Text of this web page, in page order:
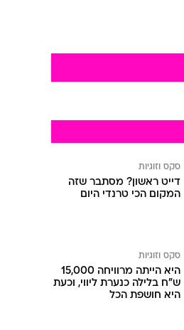
סקס וזוגיות
דייט ראשון? מסתבר שזה
המקום הכי טרנדי היום
סקס וזוגיות
היא הייתה מרוויחה 15,000
ש"ח בלילה כנערת ליווי, וכעת
היא חושפת הכל